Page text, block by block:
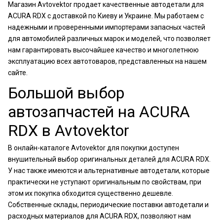
Магазин Avtovektor продает качественные автодетали для
ACURA RDX с доставкой по Киеву и Украине. Мы работаем с
надежными и проверенными импортерами запасных частей
для автомобилей различных марок и моделей, что позволяет
нам гарантировать высочайшее качество и многолетнюю
эксплуатацию всех автотоваров, представленных на нашем
сайте.
Большой выбор
автозапчастей на ACURA
RDX в Avtovektor
В онлайн-каталоге Avtovektor для покупки доступен
внушительный выбор оригинальных деталей для ACURA RDX.
У нас также имеются и альтернативные автодетали, которые
практически не уступают оригинальным по свойствам, при
этом их покупка обходится существенно дешевле.
Собственные склады, периодические поставки автодетали и
расходных материалов для ACURA RDX, позволяют нам